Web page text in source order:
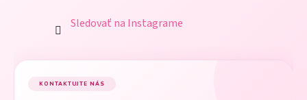
Sledovať na Instagrame
KONTAKTUJTE NÁS